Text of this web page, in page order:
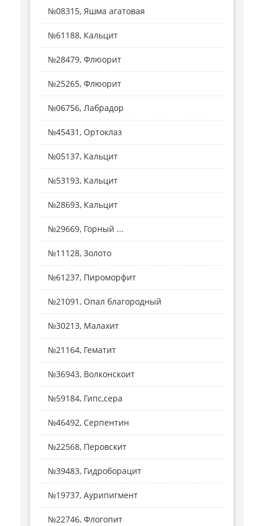
№08315, Яшма агатовая
№61188, Кальцит
№28479, Флюорит
№25265, Флюорит
№06756, Лабрадор
№45431, Ортоклаз
№05137, Кальцит
№53193, Кальцит
№28693, Кальцит
№29669, Горный ...
№11128, Золото
№61237, Пироморфит
№21091, Опал благородный
№30213, Малахит
№21164, Гематит
№36943, Волконскоит
№59184, Гипс,сера
№46492, Серпентин
№22568, Перовскит
№39483, Гидроборацит
№19737, Аурипигмент
№22746, Флогопит